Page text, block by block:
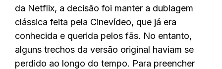
da Netflix, a decisão foi manter a dublagem
clássica feita pela Cinevídeo, que já era
conhecida e querida pelos fãs. No entanto,
alguns trechos da versão original haviam se
perdido ao longo do tempo. Para preencher